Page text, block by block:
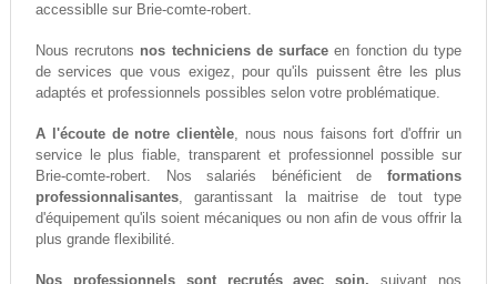
accessiblle sur Brie-comte-robert.
Nous recrutons nos techniciens de surface en fonction du type
de services que vous exigez, pour qu'ils puissent être les plus
adaptés et professionnels possibles selon votre problématique.
A l'écoute de notre clientèle, nous nous faisons fort d'offrir un
service le plus fiable, transparent et professionnel possible sur
Brie-comte-robert. Nos salariés bénéficient deformations
professionnalisantes, garantissant la maitrise de tout type
d'équipement qu'ils soient mécaniques ou non afin de vous offrir la
plus grande flexibilité.
Nos professionnels sont recrutés avec soin, suivant nos